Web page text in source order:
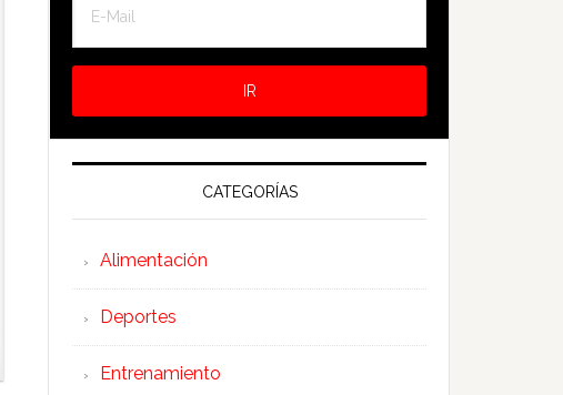
CATEGORÍAS
Alimentación
Deportes
Entrenamiento